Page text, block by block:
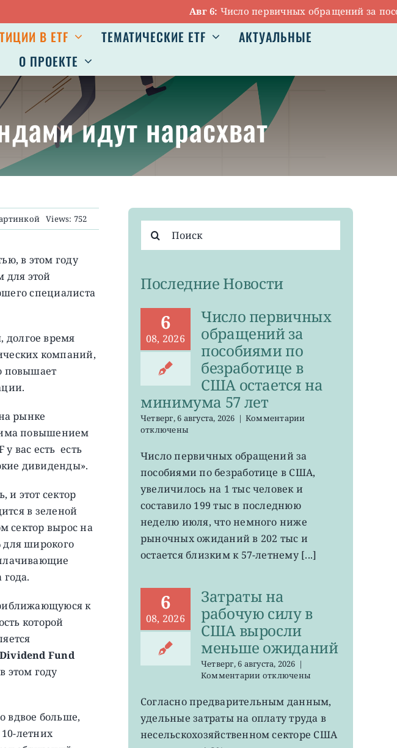
Авг 6:Число первичных обращений за
В ETF ТЕМАТИЧЕСКИЕ ETF
АКТУАЛЬНЫЕ
О ПРОЕКТЕ
идут нарасхват
Views: 752
в этом году
для этой
специалиста
время
компаний,
повышает
рынке
повышением
вас есть есть
дивиденды».
этот сектор
в зеленой
сектор вырос на
для широкого
к
которой
Fund
этом году
вдвое больше,
летних
поиска:
Последние Новости
6
08, 2026
Число первичных
обращений за
пособиями по
безработице в
США остается на
минимума 57 лет
Четверг, 6 августа, 2026 | Комментариик
первичных
за
в
остается
на
отключены
Число первичных обращений за
пособиями по безработице в США,
увеличилось на 1 тыс человек и
составило 199 тыс в последнюю
неделю июля, что немного ниже
рыночных ожиданий в 202 тыс и
остается близким к 57-летнему [...]
6
08, 2026
Затраты на
рабочую силу в
США выросли
меньше ожиданий
Четверг, 6 августа, 2026 |
Комментариик
Затраты
рабочую
силу
отключены
Согласно предварительным данным,
удельные затраты на оплату труда в
несельскохозяйственном секторе США